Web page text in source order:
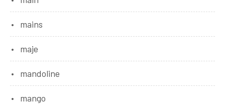
mains
maje
mandoline
mango